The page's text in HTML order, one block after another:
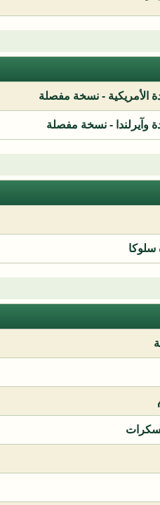
الأمريكية - نسخة مفصلة
وآيرلندا - نسخة مفصلة
سلوكا